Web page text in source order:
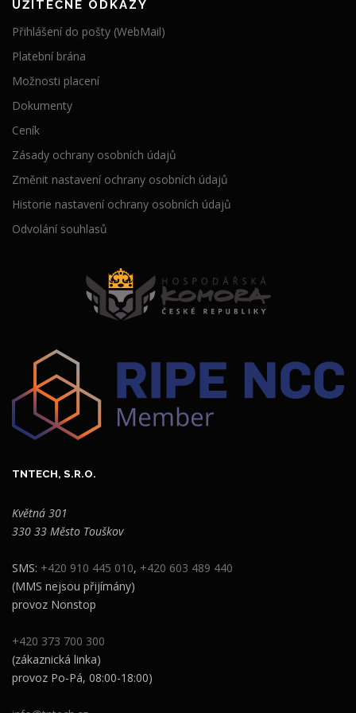
UŽITEČNÉ ODKAZY
Přihlášení do pošty (WebMail)
Platební brána
Možnosti placení
Dokumenty
Ceník
Zásady ochrany osobních údajů
Změnit nastavení ochrany osobních údajů
Historie nastavení ochrany osobních údajů
Odvolání souhlasů
TNTECH, S.R.O.
Květná 301
330 33 Město Touškov
SMS: +420 910 445 010, +420 603 489 440
(MMS nejsou přijímány)
provoz Nonstop
+420 373 700 300
(zákaznická linka)
provoz Po-Pá, 08:00-18:00)